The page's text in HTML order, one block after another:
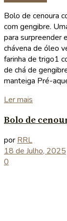
Bolo de cenoura
com gengibre.
para surpreender
chávena de óleo
farinha de trigo1
de chá de
manteiga Pré-
Ler mais
Bolo de
porRRL
18 de Julho, 2025
0